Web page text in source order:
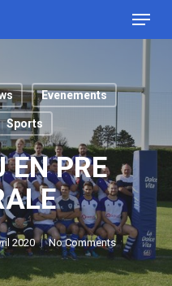
Menu
Evenements
Sports
EN PRE
2020 No Comments